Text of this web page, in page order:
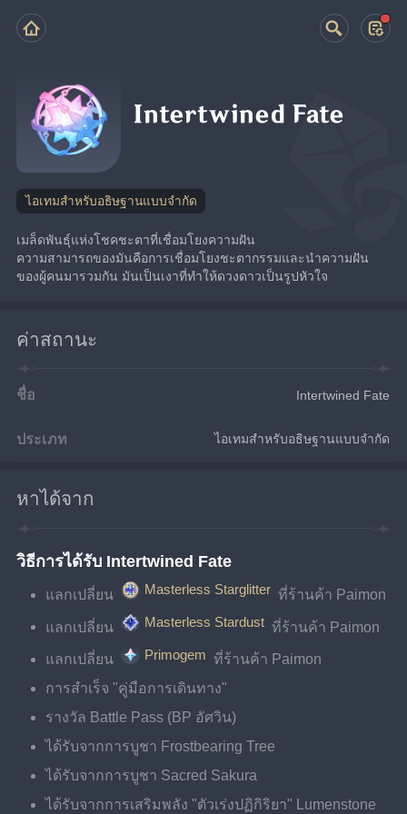
Intertwined Fate
ไอเทมสำหรับอธิษฐานแบบจำกัด
เมล็ดพันธุ์แห่งโชคชะตาที่เชื่อมโยงความฝัน
ความสามารถของมันคือการเชื่อมโยงชะตากรรมและนำความฝัน
ของผู้คนมารวมกัน มันเป็นเงาที่ทำให้ดวงดาวเป็นรูปหัวใจ
ค่าสถานะ
ชื่อ Intertwined Fate
ประเภท ไอเทมสำหรับอธิษฐานแบบจำกัด
หาได้จาก
วิธีการได้รับ Intertwined Fate
แลกเปลี่ยน Masterless Starglitter ที่ร้านค้า Paimon
แลกเปลี่ยน Masterless Stardust ที่ร้านค้า Paimon
แลกเปลี่ยน Primogem ที่ร้านค้า Paimon
การสำเร็จ "คู่มือการเดินทาง"
รางวัล Battle Pass (BP อัศวิน)
ได้รับจากการบูชา Frostbearing Tree
ได้รับจากการบูชา Sacred Sakura
ได้รับจากการเสริมพลัง "ตัวเร่งปฏิกิริยา" Lumenstone